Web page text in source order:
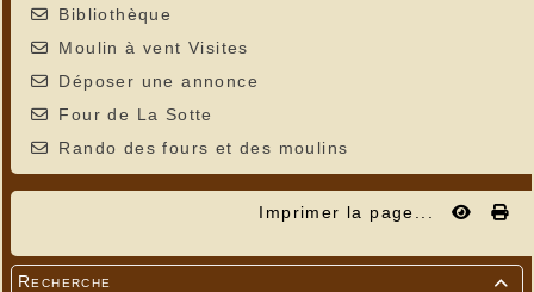
Bibliothèque
Moulin à vent Visites
Déposer une annonce
Four de La Sotte
Rando des fours et des moulins
Imprimer la page...

Recherche